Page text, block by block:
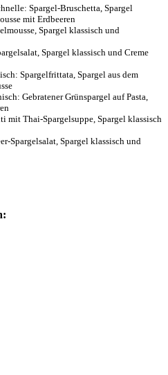
Spargel-Bruschetta, Spargel
mit Erdbeeren
Spargel klassisch und
Spargel klassisch und Creme
Spargelfrittata, Spargel aus dem
Gebratener Grünspargel auf Pasta,
mit Thai-Spargelsuppe, Spargel klassisch
Spargelsalat, Spargel klassisch und